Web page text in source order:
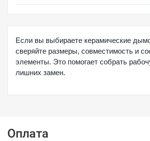
Если вы выбираете керамические
сверяйте размеры, совместимость и
элементы. Это помогает собрать
лишних замен.
Оплата